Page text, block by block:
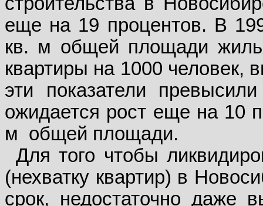
еще на 19 процентов. В
кв. м общей площади
квартиры на 1000 человек,
эти показатели
ожидается рост еще на 10
м общей площади.
Для того чтобы
(нехватку квартир) в
срок, недостаточно даже